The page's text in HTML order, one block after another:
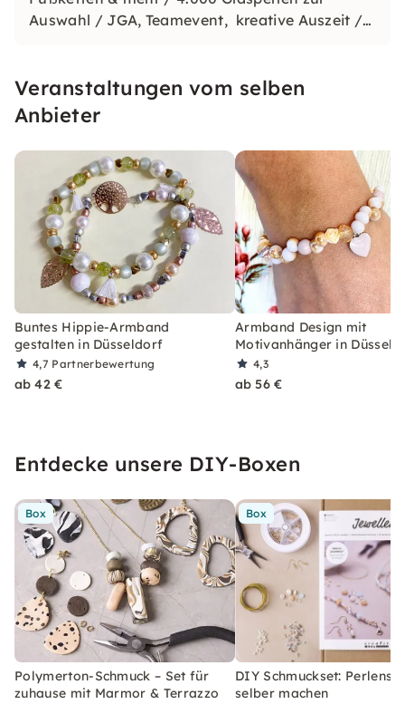
Auswahl / JGA, Teamevent, kreative Auszeit /
Veranstaltungen vom selben
Anbieter
Buntes Hippie-Armband
gestalten in Düsseldorf
4,7 Partnerbewertung
ab 42 €
Armband Design mit
Motivanhänger in
4,3
ab 56 €
Entdecke unsere DIY-Boxen
Box
Polymerton-Schmuck – Set für
zuhause mit Marmor & Terrazzo
Box
DIY Schmuckset:
selber machen